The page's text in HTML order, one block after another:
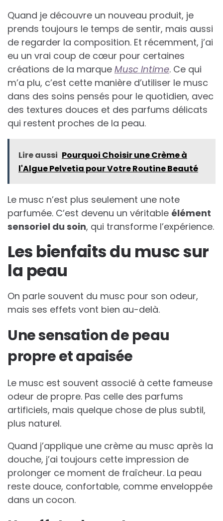
Quand je découvre un nouveau produit, je
prends toujours le temps de sentir, mais aussi
de regarder la composition. Et récemment, j’ai
eu un vrai coup de cœur pour certaines
créations de la marque Musc Intime. Ce qui
m’a plu, c’est cette manière d’utiliser le musc
dans des soins pensés pour le quotidien, avec
des textures douces et des parfums délicats
qui restent proches de la peau.
Lire aussi Pourquoi Choisir une Crème à
l'Algue Pelvetia pour Votre Routine Beauté
Le musc n’est plus seulement une note
parfumée. C’est devenu un véritable élément
sensoriel du soin, qui transforme l’expérience.
Les bienfaits du musc sur
la peau
On parle souvent du musc pour son odeur,
mais ses effets vont bien au-delà.
Une sensation de peau
propre et apaisée
Le musc est souvent associé à cette fameuse
odeur de propre. Pas celle des parfums
artificiels, mais quelque chose de plus subtil,
plus naturel.
Quand j’applique une crème au musc après la
douche, j’ai toujours cette impression de
prolonger ce moment de fraîcheur. La peau
reste douce, confortable, comme enveloppée
dans un cocon.